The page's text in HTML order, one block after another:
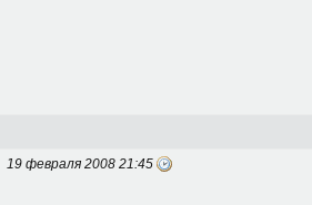
19 февраля 2008 21:45